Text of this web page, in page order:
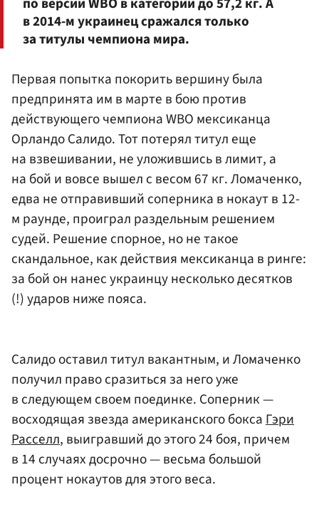
в 2014-м украинец сражался только
за титулы чемпиона мира.
Первая попытка покорить вершину была
предпринята им в марте в бою против
действующего чемпиона WBO мексиканца
Орландо Салидо. Тот потерял титул еще
на взвешивании, не уложившись в лимит, а
на бой и вовсе вышел с весом 67 кг. Ломаченко,
едва не отправивший соперника в нокаут в 12-
м раунде, проиграл раздельным решением
судей. Решение спорное, но не такое
скандальное, как действия мексиканца в ринге:
за бой он нанес украинцу несколько десятков
(!) ударов ниже пояса.
Салидо оставил титул вакантным, и Ломаченко
получил право сразиться за него уже
в следующем своем поединке. Соперник —
восходящая звезда американского боксаГэри
Расселл, выигравший до этого 24 боя, причем
в 14 случаях досрочно — весьма большой
процент нокаутов для этого веса.